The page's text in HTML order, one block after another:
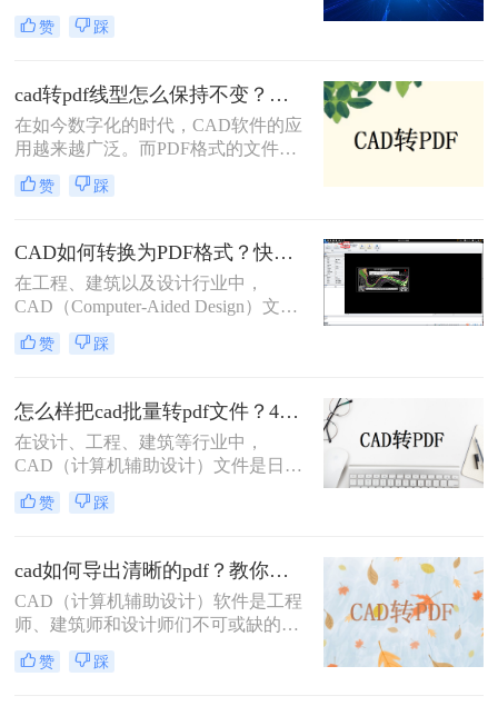
要工具，其转换为PDF（Portable
Document Format）文档的需求日益增
性和内容稳定性，成为了文档共享、
归档和展示的首选。那么如何将CAD
文档转成PDF文档呢？以下将详细介
绍几种将CAD文档转换成PDF文档的
方法。
赞 踩
cad转pdf线型怎么保持不变？试试这3个方法！
在如今数字化的时代，CAD软件的应
用越来越广泛。而PDF格式的文件则
成为了在不同平台之间共享CAD设计
的常用方式。然而，在将CAD文件转
个普遍的问题，那就是线型的变化。
那么cad转pdf线型怎么保持不变呢？
本文将介绍三种方法，帮助您实现
CAD转PDF的过程中线型的完美保
留。
赞 踩
CAD如何转换为PDF格式？快来试试这三种方法吧！
在工程、建筑以及设计行业中，
CAD（Computer-Aided Design）文件
是存储和交流复杂设计信息的标准格
式。然而，PDF（Portable Document
易于分享的特点，在日常工作中也占
据着重要地位。因此，将CAD文件转
换为PDF格式，成为了许多专业人士
的必要技能。那么CAD如何转换为
PDF格式呢？本文将详细介绍几种常
用的CAD转PDF的方法，帮助您掌握
赞 踩
怎么样把cad批量转pdf文件？4种解决方法快来试试吧！
在设计、工程、建筑等行业中，
CAD（计算机辅助设计）文件是日常
工作中不可或缺的一部分。然而，为
了便于分享、打印或存档，经常需要
么样把cad批量转pdf文件呢？本文将
详细介绍几种将CAD文件批量转换为
PDF文件的方法，帮助用户高效完成
这一任务。
赞 踩
cad如何导出清晰的pdf？教你二个实用方法！
​CAD（计算机辅助设计）软件是工程
师、建筑师和设计师们不可或缺的工
具，而PDF（可移植文档格式）文件
则因其跨平台兼容性和内容稳定性，
赞 踩